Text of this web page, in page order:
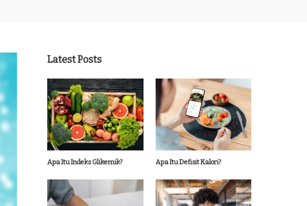
Latest Posts
Apa Itu Indeks Glikemik? Apa Itu Defisit Kalori?